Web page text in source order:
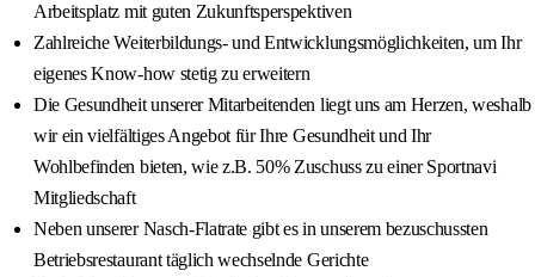
Arbeitsplatz mit guten Zukunftsperspektiven
Zahlreiche Weiterbildungs- und Entwicklungsmöglichkeiten, um Ihr
eigenes Know-how stetig zu erweitern
Die Gesundheit unserer Mitarbeitenden liegt uns am Herzen, weshalb
wir ein vielfältiges Angebot für Ihre Gesundheit und Ihr
Wohlbefinden bieten, wie z.B. 50% Zuschuss zu einer Sportnavi
Mitgliedschaft
Neben unserer Nasch-Flatrate gibt es in unserem bezuschussten
Betriebsrestaurant täglich wechselnde Gerichte